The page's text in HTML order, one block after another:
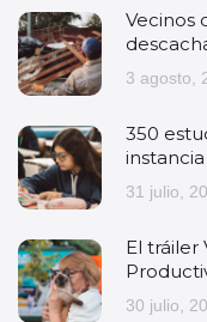
Vecinos
3 agosto,
350
31 julio,
El tráiler
30 julio,